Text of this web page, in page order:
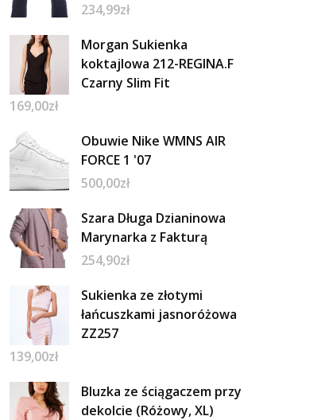
234,99zł
Morgan Sukienka
koktajlowa 212-REGINA.F
Czarny Slim Fit
169,00zł
Obuwie Nike WMNS AIR
FORCE 1 '07
500,00zł
Szara Długa Dzianinowa
Marynarka z Fakturą
254,90zł
Sukienka ze złotymi
łańcuszkami jasnoróżowa
ZZ257
139,00zł
Bluzka ze ściągaczem przy
dekolcie (Różowy, XL)